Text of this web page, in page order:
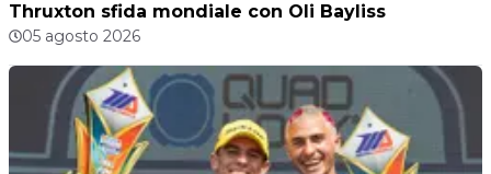
Thruxton sfida mondiale con Oli Bayliss
05 agosto 2026